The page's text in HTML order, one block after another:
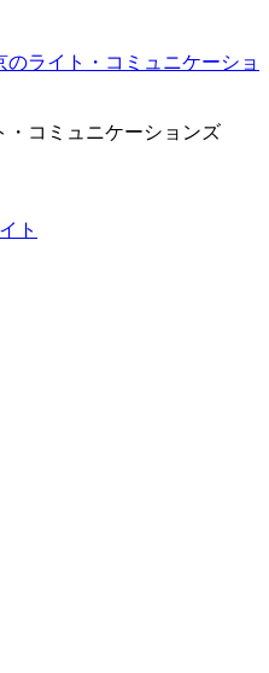
・コミュニケーションズ
ト